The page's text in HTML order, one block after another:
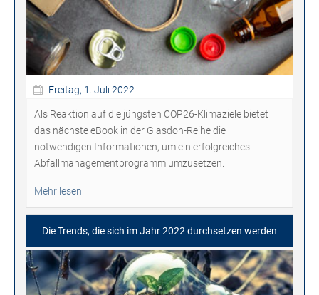
Freitag, 1. Juli 2022
Als Reaktion auf die jüngsten COP26-Klimaziele bietet
das nächste eBook in der Glasdon-Reihe die
notwendigen Informationen, um ein erfolgreiches
Abfallmanagementprogramm umzusetzen.
Mehr lesen
Die Trends, die sich im Jahr 2022 durchsetzen werden